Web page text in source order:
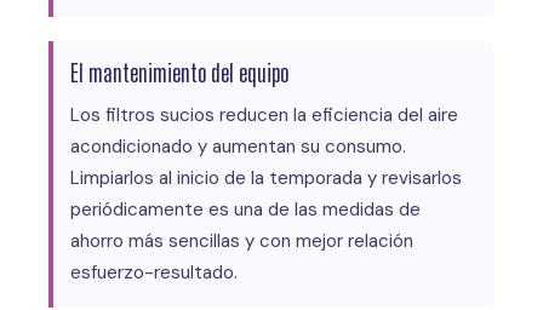
El mantenimiento del equipo
Los filtros sucios reducen la eficiencia del aire
acondicionado y aumentan su consumo.
Limpiarlos al inicio de la temporada y revisarlos
periódicamente es una de las medidas de
ahorro más sencillas y con mejor relación
esfuerzo-resultado.